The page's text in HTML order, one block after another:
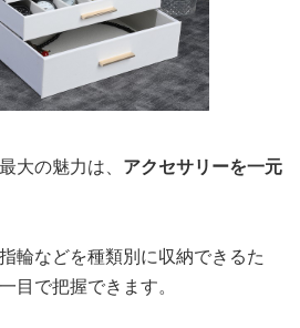
大の魅力は、 アクセサリーを一元
輪などを種類別に収納できるた
目で把握できます。